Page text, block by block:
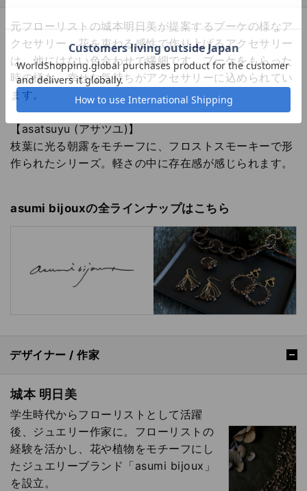
元フローリストの城本明日美が提案するブーケの様なア
クセサリー。花を束ねる感性で作り上げるアクセサリー
は、他にはない色合わせで繊細です。ブーケをもらった
時の様な、幸せな気持ちがアクセサリーに込められてい
ます。
【asatsuyu (アサツユ)】
枝葉に光る朝露をモチーフに、フロストスモーキーで形
作られたシリーズ。軽さの中に存在感が感じられます。
asumi bijouxの全ラインナップはこちら
デザイナー / 作家
城本 明日美
学生時代からフローリストとして活躍
後、ジュエリー作家に。フローリストの
経験を活かし、花や植物をモチーフにし
たジュエリーブランド「asumi bijoux」
を設立。